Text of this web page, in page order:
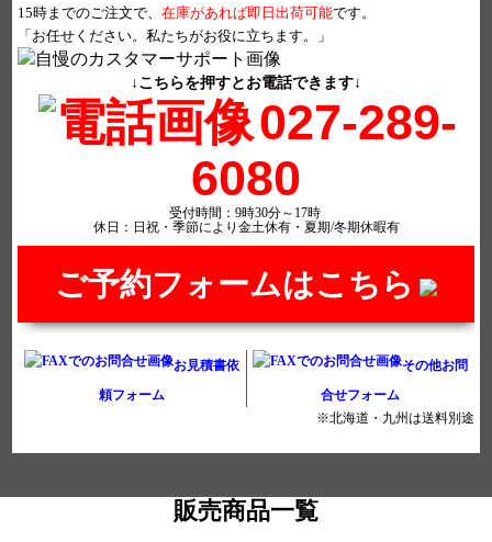
15時までのご注文で、在庫があれば即日出荷可能です。
「お任せください。私たちがお役に立ちます。」
ご予約フォームはこちら
↓こちらを押すとお電話できます↓
027-289-
6080
受付時間：9時30分～17時
休日：日祝・季節により金土休有・夏期/冬期休暇有
お見積書依
頼フォーム
その他お問
合せフォーム
※北海道・九州は送料別途
販売商品一覧